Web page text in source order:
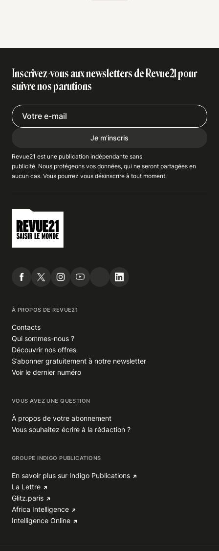
Inscrivez-vous aux newsletters de Revue21 pour
suivre nos parutions
Je m'inscris
Revue21 est une publication indépendante sans
publicité. Nous protégeons vos données, qui ne seront partagées en
aucun cas. Vous pourrez vous désinscrire à tout moment.
À PROPOS DE REVUE21
Contacts
Qui sommes-nous ?
Découvrir nos offres
S’abonner gratuitement à notre newsletter
Voir le dernier numéro
VOUS AVEZ UNE QUESTION
À propos de votre abonnement
Vous souhaitez écrire à la rédaction ?
GROUPE INDIGO PUBLICATIONS
En savoir plus sur Indigo Publications
La Lettre
Glitz.paris
Africa Intelligence
Intelligence Online